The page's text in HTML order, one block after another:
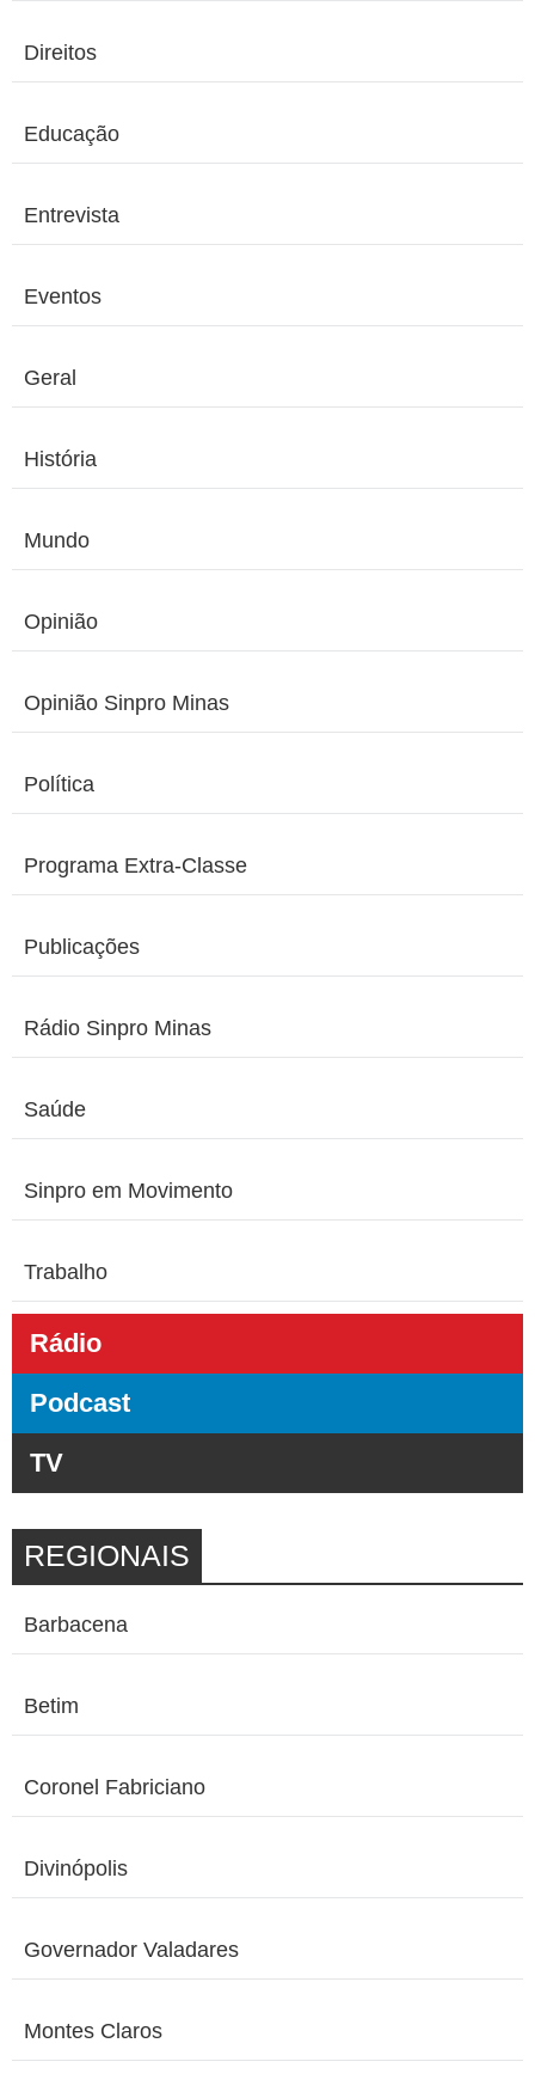
Direitos
Educação
Entrevista
Eventos
Geral
História
Mundo
Opinião
Opinião Sinpro Minas
Política
Programa Extra-Classe
Publicações
Rádio Sinpro Minas
Saúde
Sinpro em Movimento
Trabalho
Rádio
Podcast
TV
REGIONAIS
Barbacena
Betim
Coronel Fabriciano
Divinópolis
Governador Valadares
Montes Claros